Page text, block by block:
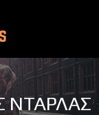
ΝΤΑΡΛΑΣ